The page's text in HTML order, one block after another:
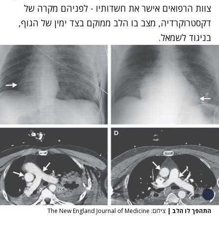
צוות הרפואים אישר את חשדותיו - לפניהם מקרה של
דקסטרוקרדיה, מצב בו הלב ממוקם בצד ימין של הגוף,
בניגוד לשמאל.
התהפך לו הלב | צילום: The New England Journal of Medicine